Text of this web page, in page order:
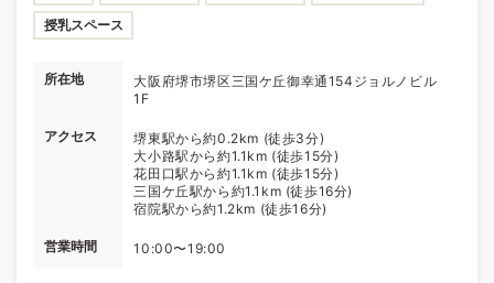
授乳スペース
所在地
大阪府堺市堺区三国ケ丘御幸通154ジョルノビル
1F
アクセス
堺東駅から約0.2km (徒歩3分)
大小路駅から約1.1km (徒歩15分)
花田口駅から約1.1km (徒歩15分)
三国ケ丘駅から約1.1km (徒歩16分)
宿院駅から約1.2km (徒歩16分)
営業時間 10:00〜19:00